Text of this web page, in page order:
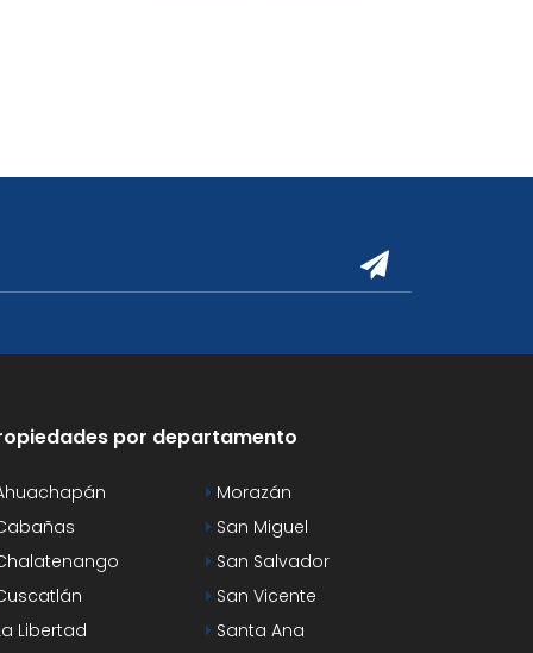
por departamento
Libertad
Morazán
San Miguel
San Salvador
San Vicente
Santa Ana